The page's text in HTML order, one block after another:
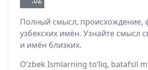
Полный смысл, происхождение,
узбекских имён. Узнайте смысл
и имён близких.
O‘zbek Ismlarning to‘liq, batafsil